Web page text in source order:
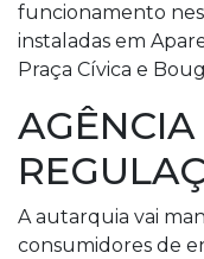
funcionamento
instaladas em
Praça Cívica e
A autarquia vai
consumidores de